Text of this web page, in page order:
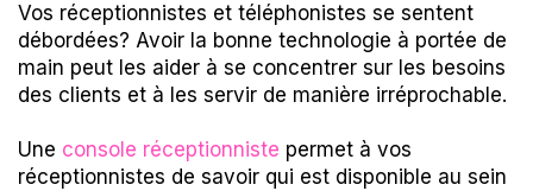
Vos réceptionnistes et téléphonistes se sentent
débordées? Avoir la bonne technologie à portée de
main peut les aider à se concentrer sur les besoins
des clients et à les servir de manière irréprochable.
Une console réceptionniste permet à vos
réceptionnistes de savoir qui est disponible au sein